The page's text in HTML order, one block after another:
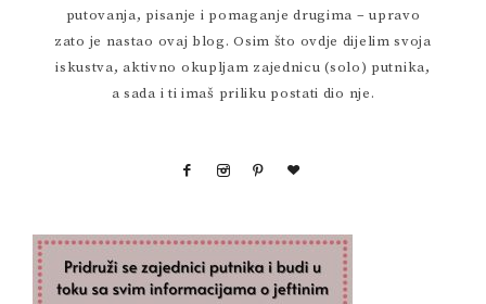
putovanja, pisanje i pomaganje drugima – upravo
zato je nastao ovaj blog. Osim što ovdje dijelim svoja
iskustva, aktivno okupljam zajednicu (solo) putnika,
a sada i ti imaš priliku postati dio nje.